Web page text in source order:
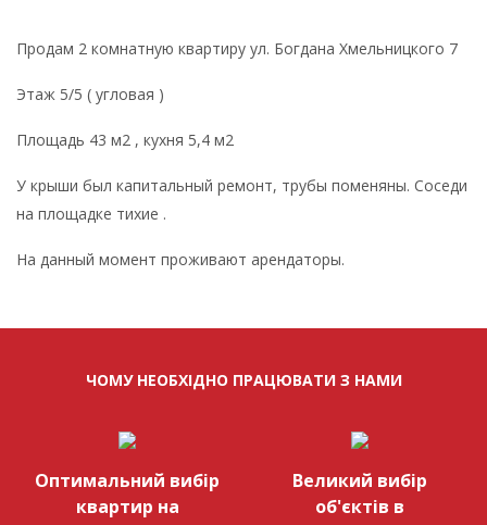
Продам 2 комнатную квартиру ул. Богдана Хмельницкого 7
Этаж 5/5 ( угловая )
Площадь 43 м2 , кухня 5,4 м2
У крыши был капитальный ремонт, трубы поменяны. Соседи
на площадке тихие .
На данный момент проживают арендаторы.
ЧОМУ НЕОБХІДНО ПРАЦЮВАТИ З НАМИ
Оптимальний вибір
квартир на
Великий вибір
об'єктів в